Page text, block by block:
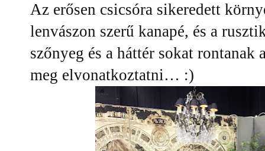
Az erősen csicsóra sikeredett
lenvászon szerű kanapé, és a
szőnyeg és a háttér sokat rontanak
meg elvonatkoztatni… :)